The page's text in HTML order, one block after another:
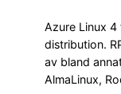
Azure Linux
distribution.
av bland
AlmaLinux,